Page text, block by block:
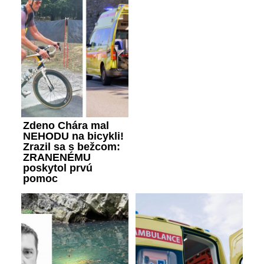
Zdeno Chára mal
NEHODU na bicykli!
Zrazil sa s bežcom:
ZRANENÉMU
poskytol prvú
pomoc